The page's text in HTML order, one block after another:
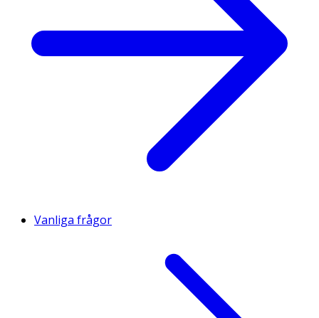
Vanliga frågor